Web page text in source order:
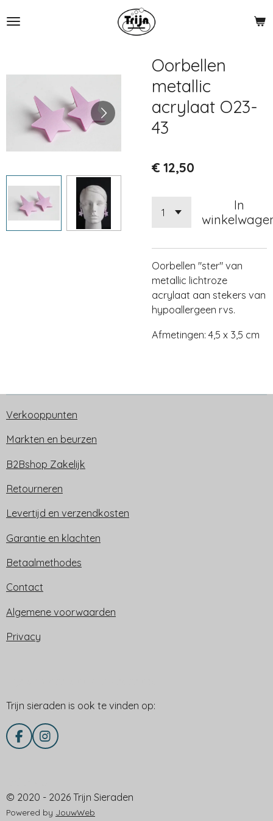
direct
Oorbellen
metallic
acrylaat O23-
43
€ 12,50
In
Oorbellen "ster" van
metallic lichtroze
acrylaat aan stekers van
hypoallergeen rvs.
Afmetingen: 4,5 x 3,5 cm
Verkooppunten
Markten en beurzen
B2Bshop Zakelijk
Retourneren
Levertijd en verzendkosten
Garantie en klachten
Betaalmethodes
Contact
Algemene voorwaarden
Privacy
Trijn sieraden is ook te vinden op:
F
a
o
o
I
n
g
r
© 2020 - 2026 Trijn Sieraden
Powered by JouwWeb